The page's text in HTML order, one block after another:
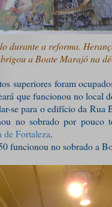
durante a reforma.
a Boate Marajó na
superiores foram
que funcionou no local
se para o edifício da Rua
no sobrado por pouco
de Fortaleza.
funcionou no sobrado a